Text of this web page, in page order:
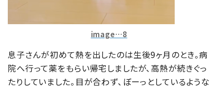
image…8
息子さんが初めて熱を出したのは生後9ヶ月のとき。病
院へ行って薬をもらい帰宅しましたが、高熱が続きぐっ
たりしていました。目が合わず、ぼーっとしているような